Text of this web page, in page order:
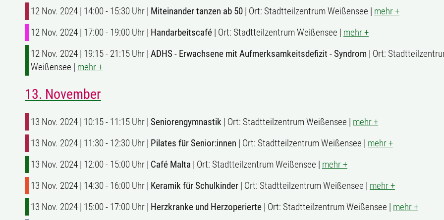
12 Nov. 2024 | 14:00 - 15:30 Uhr | Miteinander tanzen ab 50 | Ort: Stadtteilzentrum Weißensee | mehr +
12 Nov. 2024 | 17:00 - 19:00 Uhr | Handarbeitscafé | Ort: Stadtteilzentrum Weißensee | mehr +
12 Nov. 2024 | 19:15 - 21:15 Uhr | ADHS - Erwachsene mit Aufmerksamkeitsdefizit - Syndrom | Ort:
Weißensee | mehr +
13. November
13 Nov. 2024 | 10:15 - 11:15 Uhr | Seniorengymnastik | Ort: Stadtteilzentrum Weißensee | mehr +
13 Nov. 2024 | 11:30 - 12:30 Uhr | Pilates für Senior:innen | Ort: Stadtteilzentrum Weißensee | mehr +
13 Nov. 2024 | 12:00 - 15:00 Uhr | Café Malta | Ort: Stadtteilzentrum Weißensee | mehr +
13 Nov. 2024 | 14:30 - 16:00 Uhr | Keramik für Schulkinder | Ort: Stadtteilzentrum Weißensee | mehr +
13 Nov. 2024 | 15:00 - 17:00 Uhr | Herzkranke und Herzoperierte | Ort: Stadtteilzentrum Weißensee | mehr +